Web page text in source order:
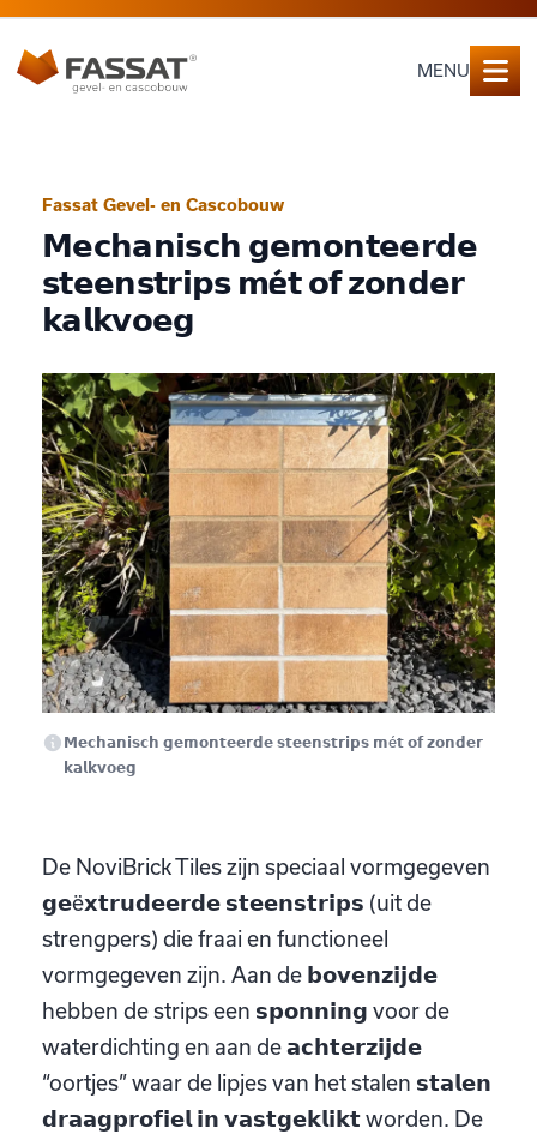
MENU
Fassat Gevel- en Cascobouw
𝗠𝗲𝗰𝗵𝗮𝗻𝗶𝘀𝗰𝗵 𝗴𝗲𝗺𝗼𝗻𝘁𝗲𝗲𝗿𝗱𝗲
𝘀𝘁𝗲𝗲𝗻𝘀𝘁𝗿𝗶𝗽𝘀 𝗺é𝘁 𝗼𝗳 𝘇𝗼𝗻𝗱𝗲𝗿
𝗸𝗮𝗹𝗸𝘃𝗼𝗲𝗴
𝗠𝗲𝗰𝗵𝗮𝗻𝗶𝘀𝗰𝗵 𝗴𝗲𝗺𝗼𝗻𝘁𝗲𝗲𝗿𝗱𝗲 𝘀𝘁𝗲𝗲𝗻𝘀𝘁𝗿𝗶𝗽𝘀 𝗺é𝘁 𝗼𝗳 𝘇𝗼𝗻𝗱𝗲𝗿
𝗸𝗮𝗹𝗸𝘃𝗼𝗲𝗴
De NoviBrick Tiles zijn speciaal vormgegeven
𝗴𝗲ë𝘅𝘁𝗿𝘂𝗱𝗲𝗲𝗿𝗱𝗲 𝘀𝘁𝗲𝗲𝗻𝘀𝘁𝗿𝗶𝗽𝘀 (uit de
strengpers) die fraai en functioneel
vormgegeven zijn. Aan de 𝗯𝗼𝘃𝗲𝗻𝘇𝗶𝗷𝗱𝗲
hebben de strips een 𝘀𝗽𝗼𝗻𝗻𝗶𝗻𝗴 voor de
waterdichting en aan de 𝗮𝗰𝗵𝘁𝗲𝗿𝘇𝗶𝗷𝗱𝗲
“oortjes” waar de lipjes van het stalen 𝘀𝘁𝗮𝗹𝗲𝗻
𝗱𝗿𝗮𝗮𝗴𝗽𝗿𝗼𝗳𝗶𝗲𝗹 𝗶𝗻 𝘃𝗮𝘀𝘁𝗴𝗲𝗸𝗹𝗶𝗸𝘁 worden. De